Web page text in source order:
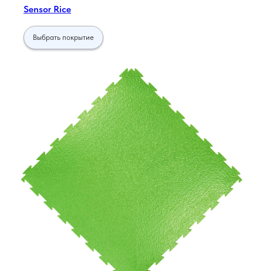
Sensor Rice
Выбрать покрытие